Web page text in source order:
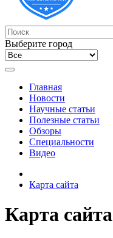
Выберите город
Главная
Новости
Научные статьи
Полезные статьи
Обзоры
Специальности
Видео
Карта сайта
Карта сайта